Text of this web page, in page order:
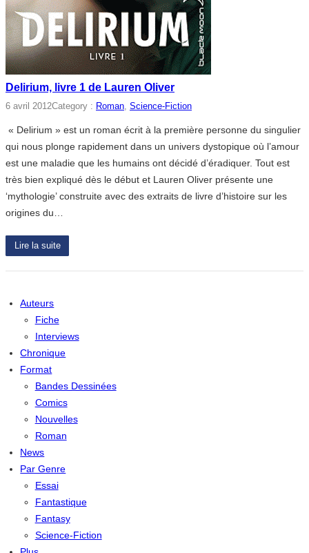
Delirium, livre 1 de Lauren Oliver
6 avril 2012Category : Roman, Science-Fiction
« Delirium » est un roman écrit à la première personne du singulier
qui nous plonge rapidement dans un univers dystopique où l’amour
est une maladie que les humains ont décidé d’éradiquer. Tout est
très bien expliqué dès le début et Lauren Oliver présente une
‘mythologie’ construite avec des extraits de livre d’histoire sur les
origines du…
Lire la suite
Auteurs
Fiche
Interviews
Chronique
Format
Bandes Dessinées
Comics
Nouvelles
Roman
News
Par Genre
Essai
Fantastique
Fantasy
Science-Fiction